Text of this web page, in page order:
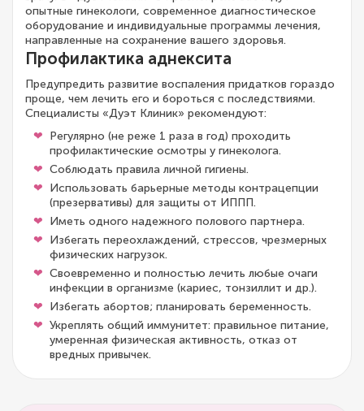
опытные гинекологи, современное диагностическое
оборудование и индивидуальные программы лечения,
направленные на сохранение вашего здоровья.
Профилактика аднексита
Предупредить развитие воспаления придатков гораздо
проще, чем лечить его и бороться с последствиями.
Специалисты «Дуэт Клиник» рекомендуют:
Регулярно (не реже 1 раза в год) проходить
профилактические осмотры у гинеколога.
Соблюдать правила личной гигиены.
Использовать барьерные методы контрацепции
(презервативы) для защиты от ИППП.
Иметь одного надежного полового партнера.
Избегать переохлаждений, стрессов, чрезмерных
физических нагрузок.
Своевременно и полностью лечить любые очаги
инфекции в организме (кариес, тонзиллит и др.).
Избегать абортов; планировать беременность.
Укреплять общий иммунитет: правильное питание,
умеренная физическая активность, отказ от
вредных привычек.